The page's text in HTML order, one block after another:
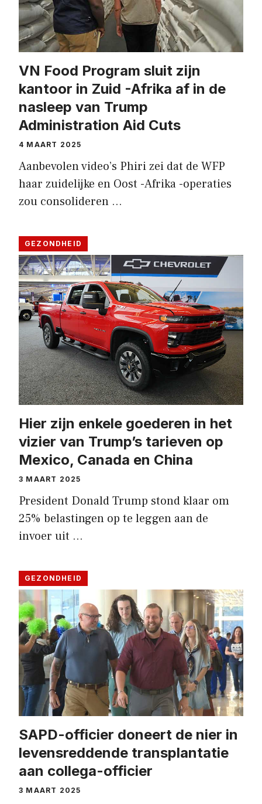
VN Food Program sluit zijn
kantoor in Zuid -Afrika af in de
nasleep van Trump
Administration Aid Cuts
4 MAART 2025
Aanbevolen video’s Phiri zei dat de WFP
haar zuidelijke en Oost -Afrika -operaties
zou consolideren …
GEZONDHEID
Hier zijn enkele goederen in het
vizier van Trump’s tarieven op
Mexico, Canada en China
3 MAART 2025
President Donald Trump stond klaar om
25% belastingen op te leggen aan de
invoer uit …
GEZONDHEID
SAPD-officier doneert de nier in
levensreddende transplantatie
aan collega-officier
3 MAART 2025